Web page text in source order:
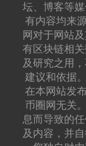
坛、博客等
有内容均来
网对于网站
有区块链相
及研究之用
建议和依据
在本网站发
币圈网无关
息而导致的
及内容，并